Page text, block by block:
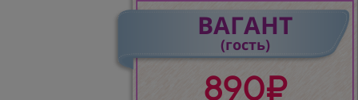
ВАГАНТ
(гость)
890₽